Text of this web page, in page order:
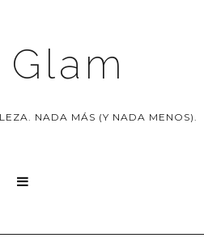
NADA MÁS (Y NADA MENOS).
